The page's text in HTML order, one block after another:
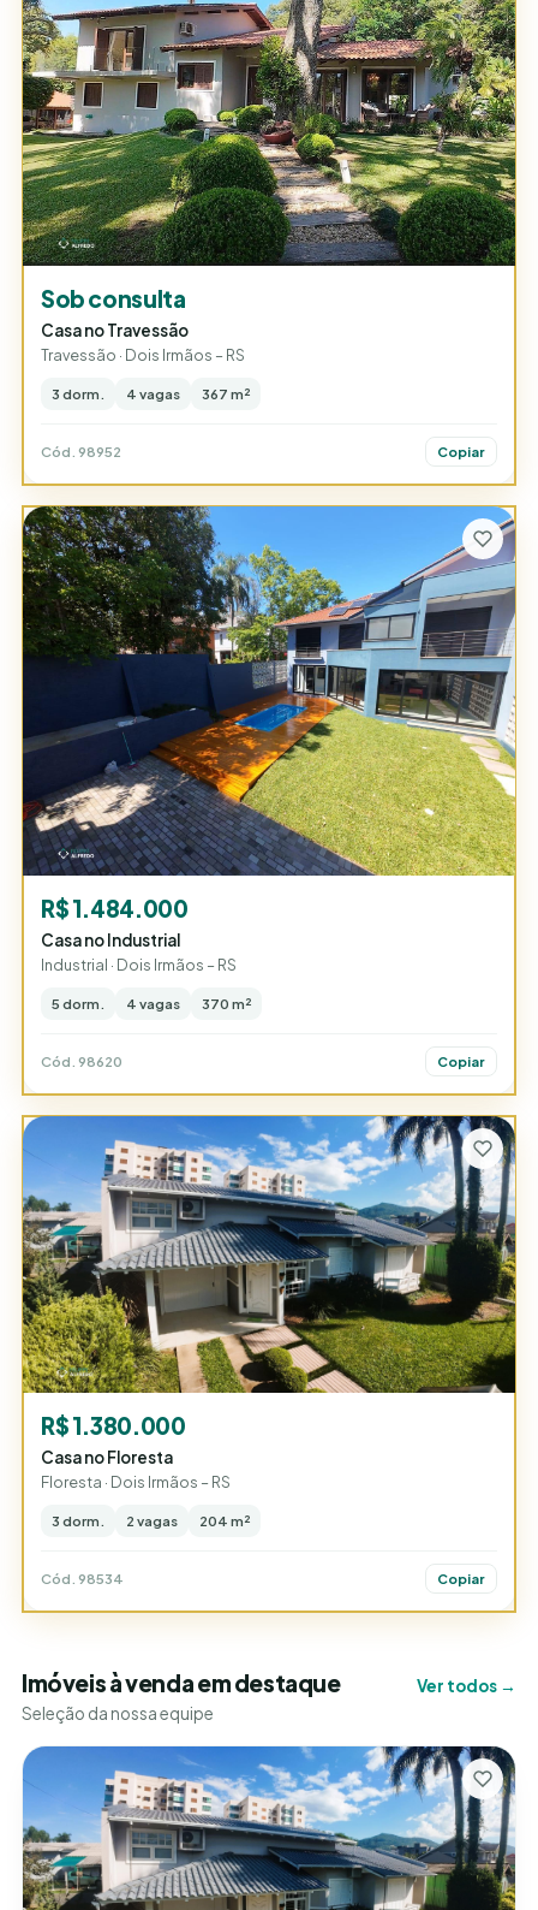
Sob consulta
Casa no Travessão
Travessão · Dois Irmãos – RS
3 dorm. 4 vagas 367 m²
Cód. 98952 Copiar
R$ 1.484.000
Casa no Industrial
Industrial · Dois Irmãos – RS
5 dorm. 4 vagas 370 m²
Cód. 98620 Copiar
R$ 1.380.000
Casa no Floresta
Floresta · Dois Irmãos – RS
3 dorm. 2 vagas 204 m²
Cód. 98534 Copiar
Imóveis à venda em destaque
Seleção da nossa equipe
Ver todos →